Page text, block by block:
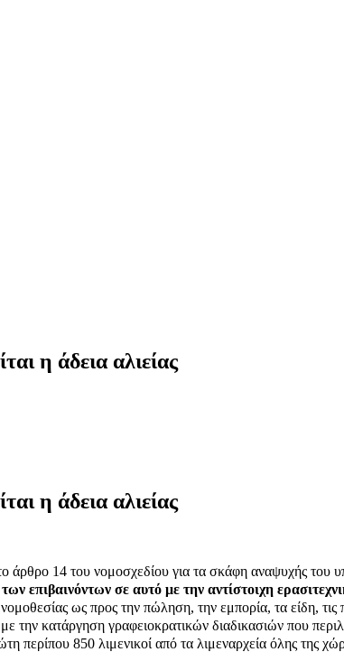
η άδεια αλιείας
η άδεια αλιείας
14 του νομοσχεδίου για τα σκάφη αναψυχής του
σε αυτό με την αντίστοιχη
ως προς την πώληση, την εμπορία, τα είδη,
την κατάργηση γραφειοκρατικών διαδικασιών που
περίπου 850 λιμενικοί από τα λιμεναρχεία όλης της